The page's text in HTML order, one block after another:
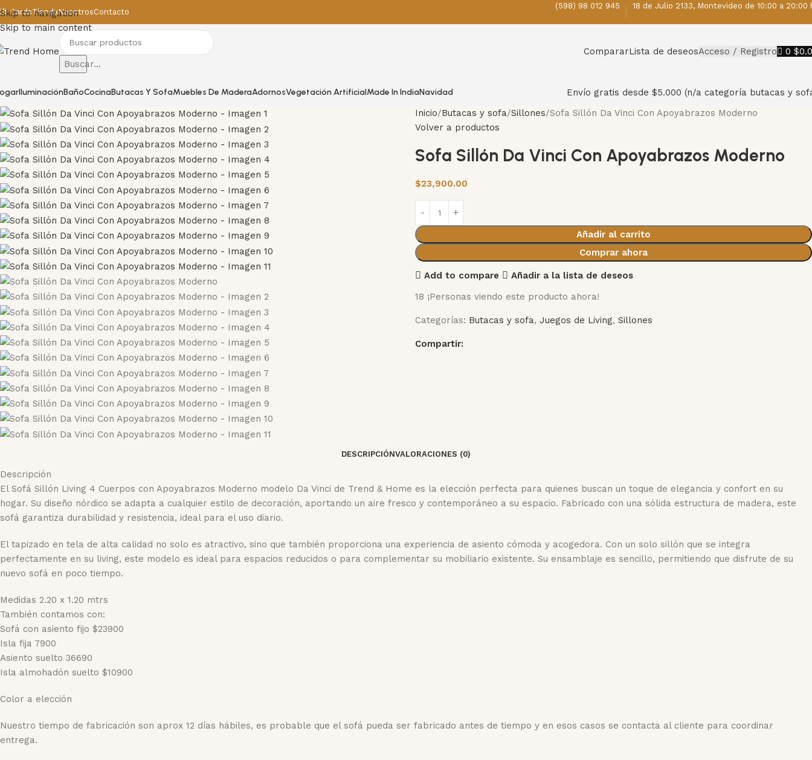
Skip to navigation
Skip to main content
CardsTiendaNosotrosContacto
(598) 98 012 945 18 de Julio 2133, Montevideo de 10:00 a 20:00
Buscar...
CompararLista de deseosAcceso / Registro 0 $
IluminaciónBañoCocinaButacas Y SofaMuebles De MaderaAdornosVegetación ArtificialMade In IndiaNavidad
Envío gratis desde $5.000 (n/a categoría butacas y
Inicio Butacas y sofa Sillones Sofa Sillón Da Vinci Con Apoyabrazos Moderno
Volver a productos
Sofa Sillón Da Vinci Con Apoyabrazos Moderno
$23,900.00
Añadir al carrito
Comprar ahora
Add to compare
Añadir a la lista de deseos
18 ¡Personas viendo este producto ahora!
Categorías: Butacas y sofa, Juegos de Living, Sillones
Compartir:
DESCRIPCIÓNVALORACIONES (0)
Descripción
El Sofá Sillón Living 4 Cuerpos con Apoyabrazos Moderno modelo Da Vinci de Trend & Home es la elección perfecta para quienes buscan un toque de elegancia y confort en su
hogar. Su diseño nórdico se adapta a cualquier estilo de decoración, aportando un aire fresco y contemporáneo a su espacio. Fabricado con una sólida estructura de madera, este
sofá garantiza durabilidad y resistencia, ideal para el uso diario.
El tapizado en tela de alta calidad no solo es atractivo, sino que también proporciona una experiencia de asiento cómoda y acogedora. Con un solo sillón que se integra
perfectamente en su living, este modelo es ideal para espacios reducidos o para complementar su mobiliario existente. Su ensamblaje es sencillo, permitiendo que disfrute de su
nuevo sofá en poco tiempo.
Medidas 2.20 x 1.20 mtrs
También contamos con:
Sofá con asiento fijo $23900
Isla fija 7900
Asiento suelto 36690
Isla almohadón suelto $10900
Color a elección
Nuestro tiempo de fabricación son aprox 12 días hábiles, es probable que el sofá pueda ser fabricado antes de tiempo y en esos casos se contacta al cliente para coordinar
entrega.